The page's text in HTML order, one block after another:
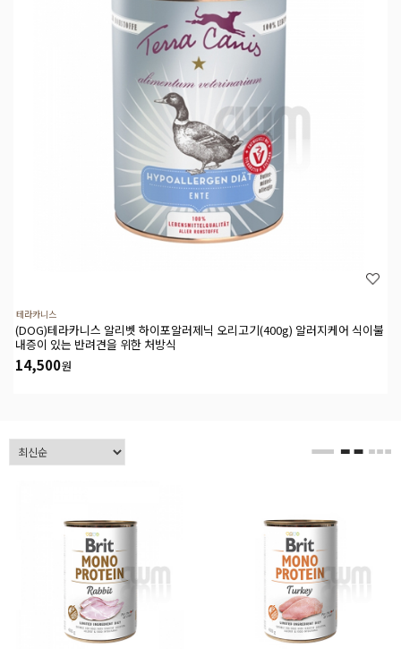
테라카니스
(DOG)테라카니스 알리벳 하이포알러제닉 오리고기(400g) 알러지케어 식이불
내증이 있는 반려견을 위한 처방식
14,500원